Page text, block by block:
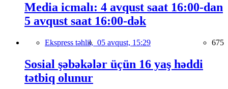
Media icmalı: 4 avqust saat 16:00-dan
5 avqust saat 16:00-dək
Ekspress təhlil, 05 avqust, 15:29 675
Sosial şəbəkələr üçün 16 yaş həddi
tətbiq olunur